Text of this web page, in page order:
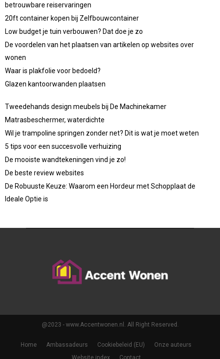
betrouwbare reiservaringen
20ft container kopen bij Zelfbouwcontainer
Low budget je tuin verbouwen? Dat doe je zo
De voordelen van het plaatsen van artikelen op websites over
wonen
Waar is plakfolie voor bedoeld?
Glazen kantoorwanden plaatsen
Tweedehands design meubels bij De Machinekamer
Matrasbeschermer, waterdichte
Wil je trampoline springen zonder net? Dit is wat je moet weten
5 tips voor een succesvolle verhuizing
De mooiste wandtekeningen vind je zo!
De beste review websites
De Robuuste Keuze: Waarom een Hordeur met Schopplaat de
Ideale Optie is
@2023 - www.Accentwonen.nl. All Right Reserved.
Home Ambassadeurs Cookiebeleid (EU)
Onze auteurs